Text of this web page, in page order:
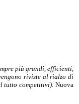
più grandi, efficienti,
riviste al rialzo di
tutto competitivi). Nuova